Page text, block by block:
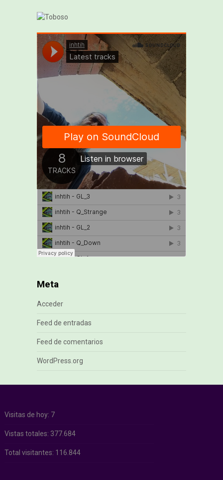
Meta
Acceder
Feed de entradas
Feed de comentarios
WordPress.org
Visitas de hoy: 7
Vistas totales: 377.684
Total visitantes: 116.844